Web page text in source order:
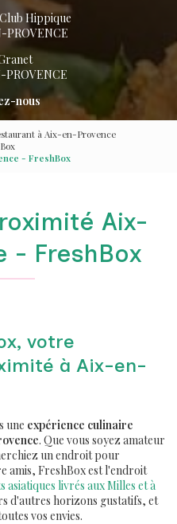
Hippique
PROVENCE
PROVENCE
nous
à Aix-en-Provence
- FreshBox
Aix-
- FreshBox
votre
à Aix-en-
une expérience culinaire
. Que vous soyez amateur
un endroit pour
amis, FreshBox est l'endroit
asiatiques livrés aux Milles et à
d'autres horizons gustatifs, et
vos envies.